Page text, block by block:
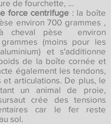
de fourchette, ...
force centrifuge : la boîte
environ 700 grammes ,
cheval pèse environ
(moins pour les
et s'additionne
de la boîte cornée et
également les tendons,
et articulations. De plus, le
un animal de proie,
crée des tensions
car le fer reste
sol.